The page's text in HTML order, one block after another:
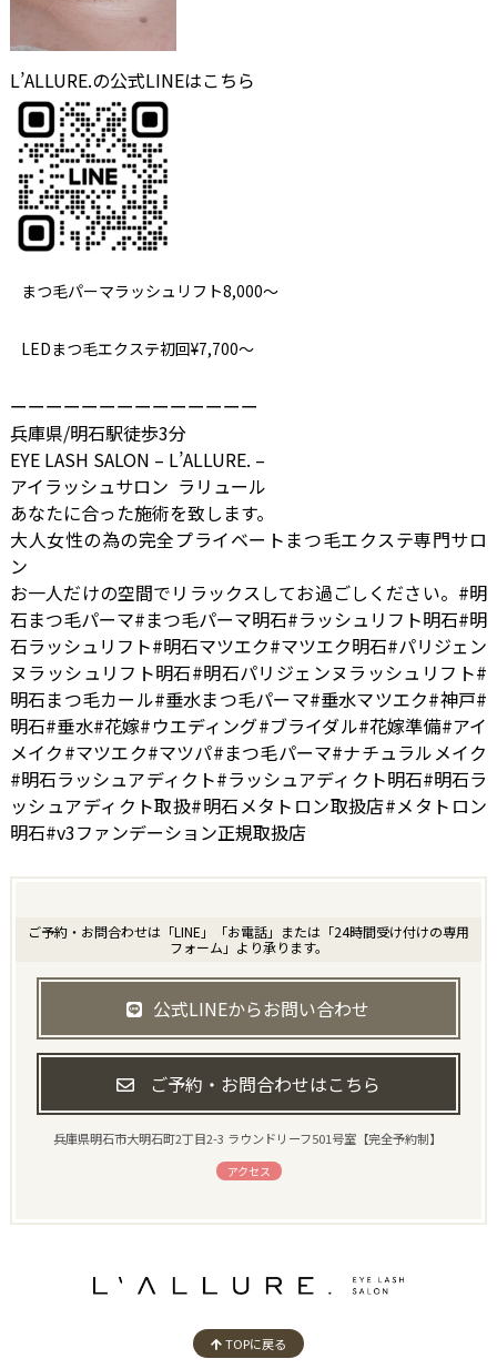
L’ALLURE.の公式LINEはこちら
まつ毛パーマラッシュリフト8,000～
LEDまつ毛エクステ初回¥7,700～
ーーーーーーーーーーーーーー
兵庫県/明石駅徒歩3分
EYE LASH SALON – L’ALLURE. –
アイラッシュサロン ラリュール
あなたに合った施術を致します。
大人女性の為の完全プライベートまつ毛エクステ専門サロ
ン
お一人だけの空間でリラックスしてお過ごしください。#明
石まつ毛パーマ#まつ毛パーマ明石#ラッシュリフト明石#明
石ラッシュリフト#明石マツエク#マツエク明石#パリジェン
ヌラッシュリフト明石#明石パリジェンヌラッシュリフト#
明石まつ毛カール#垂水まつ毛パーマ#垂水マツエク#神戸#
明石#垂水#花嫁#ウエディング#ブライダル#花嫁準備#アイ
メイク#マツエク#マツパ#まつ毛パーマ#ナチュラルメイク
#明石ラッシュアディクト#ラッシュアディクト明石#明石ラ
ッシュアディクト取扱#明石メタトロン取扱店#メタトロン
明石#v3ファンデーション正規取扱店
ご予約・お問合わせは「LINE」「お電話」または「24時間受け付けの専用
フォーム」より承ります。
公式LINEからお問い合わせ
ご予約・お問合わせはこちら
兵庫県明石市大明石町2丁目2-3 ラウンドリーフ501号室【完全予約制】
アクセス
TOPに戻る